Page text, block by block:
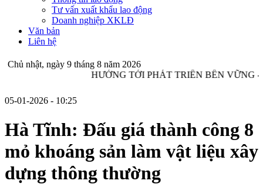
Tư vấn xuất khẩu lao động
Doanh nghiệp XKLĐ
Văn bản
Liên hệ
Chủ nhật, ngày 9 tháng 8 năm 2026
HƯỚNG TỚI PHÁT TRIỂN BỀN VỮNG -
05-01-2026 - 10:25
Hà Tĩnh: Đấu giá thành công 8
mỏ khoáng sản làm vật liệu xây
dựng thông thường